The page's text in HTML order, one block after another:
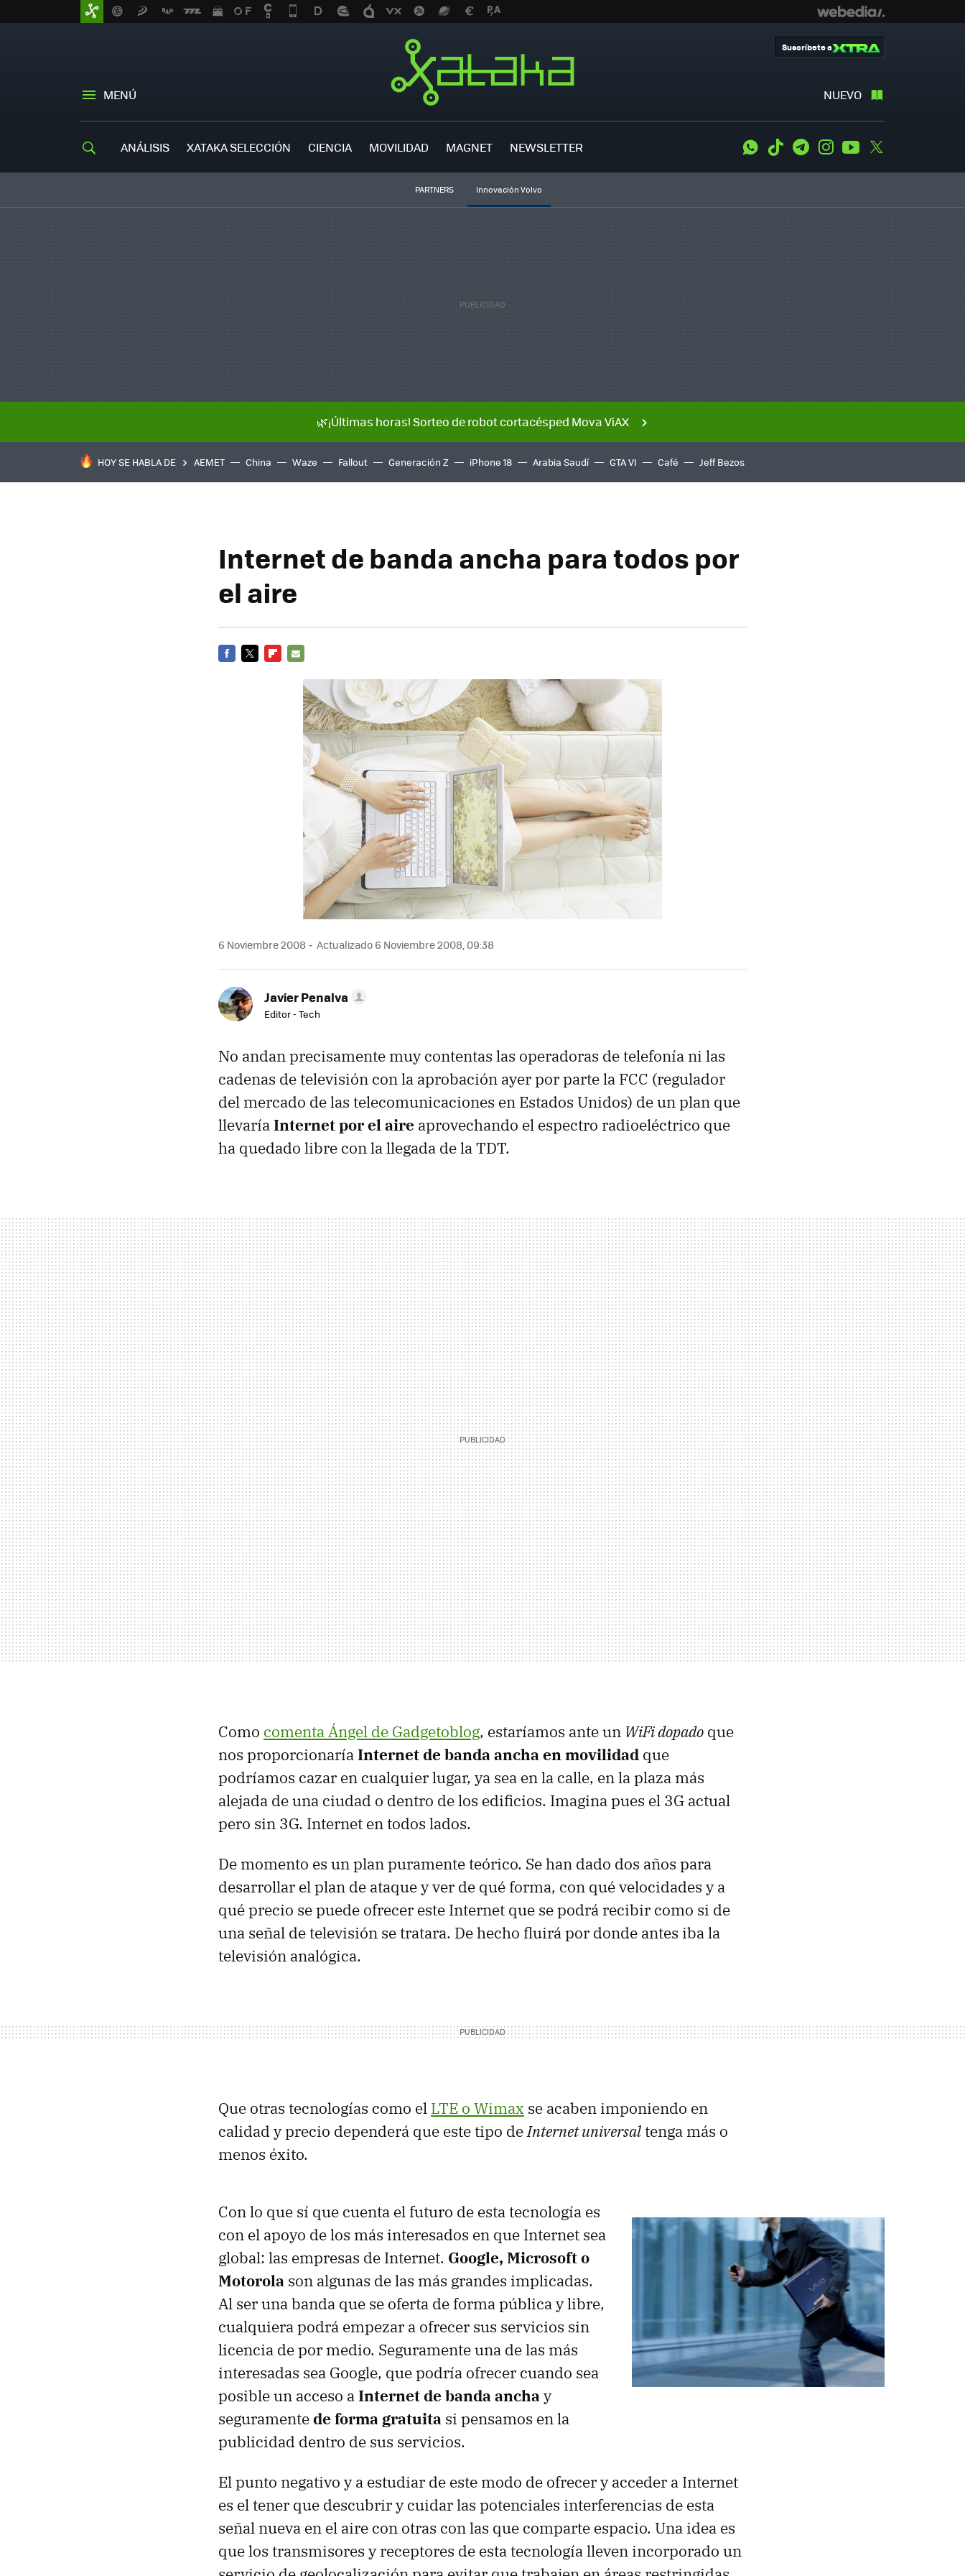
MENÚ NUEVO
Suscríbete a
ANÁLISIS XATAKA SELECCIÓN CIENCIA MOVILIDAD MAGNET NEWSLETTER WhatsApp
Tiktok TelegramInstagramYoutube
PARTNERS Innovación Volvo
🌿¡Últimas horas! Sorteo de robot cortacésped Mova ViAX
HOY SE HABLA DE AEMET China Waze Fallout Generación Z iPhone 18 Arabia Saudí GTA VI Café Jeff Bezos
Internet de banda ancha para todos por
el aire
MAIL
6 Noviembre 2008 Actualizado 6 Noviembre 2008, 09:38
Javier Penalva
Editor - Tech
No andan precisamente muy contentas las operadoras de telefonía ni las
cadenas de televisión con la aprobación ayer por parte la FCC (regulador
del mercado de las telecomunicaciones en Estados Unidos) de un plan que
llevaríaInternet por el aire aprovechando el espectro radioeléctrico que
ha quedado libre con la llegada de laTDT.
Como comenta Ángel de Gadgetoblog, estaríamos ante un WiFi dopado que
nos proporcionaríaInternet de banda ancha en movilidad que
podríamos cazar en cualquier lugar, ya sea en la calle, en la plaza más
alejada de una ciudad o dentro de los edificios. Imagina pues el 3G actual
pero sin 3G. Internet en todos lados.
De momento es un plan puramente teórico. Se han dado dos años para
desarrollar el plan de ataque y ver de qué forma, con qué velocidades y a
qué precio se puede ofrecer este Internet que se podrá recibir como si de
una señal de televisión se tratara. De hecho fluirá por donde antes iba la
televisión analógica.
Que otras tecnologías como el LTE o Wimax se acaben imponiendo en
calidad y precio dependerá que este tipo deInternet universal tenga más o
menos éxito.
Con lo que sí que cuenta el futuro de esta tecnología es
con el apoyo de los más interesados en que Internet sea
global: las empresas de Internet. Google, Microsoft o
Motorola son algunas de las más grandes implicadas.
Al ser una banda que se oferta de forma pública y libre,
cualquiera podrá empezar a ofrecer sus servicios sin
licencia de por medio. Seguramente una de las más
interesadas sea Google, que podría ofrecer cuando sea
posible un acceso aInternet de banda ancha y
seguramentede forma gratuita si pensamos en la
publicidad dentro de sus servicios.
El punto negativo y a estudiar de este modo de ofrecer y acceder a Internet
es el tener que descubrir y cuidar las potenciales interferencias de esta
señal nueva en el aire con otras con las que comparte espacio. Una idea es
que los transmisores y receptores de esta tecnología lleven incorporado un